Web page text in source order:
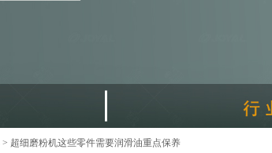
> 超细磨粉机这些零件需要润滑油重点保养